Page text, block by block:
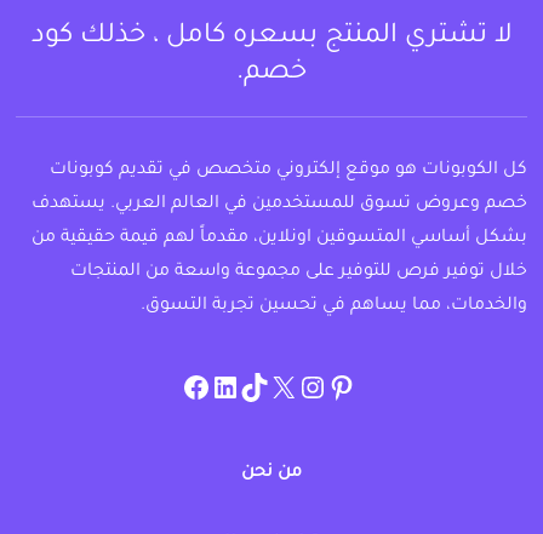
لا تشتري المنتج بسعره كامل ، خذلك كود
خصم.
كل الكوبونات هو موقع إلكتروني متخصص في تقديم كوبونات
خصم وعروض تسوق للمستخدمين في العالم العربي. يستهدف
بشكل أساسي المتسوقين اونلاين، مقدماً لهم قيمة حقيقية من
خلال توفير فرص للتوفير على مجموعة واسعة من المنتجات
والخدمات، مما يساهم في تحسين تجربة التسوق.
pinterest
allcouponat
twitter
TikTok
linkedin
facebook
من نحن